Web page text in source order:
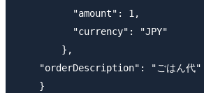
          "amount": 1,
          "currency": "JPY"
        },
    "orderDescription": "ごはん代"
    }